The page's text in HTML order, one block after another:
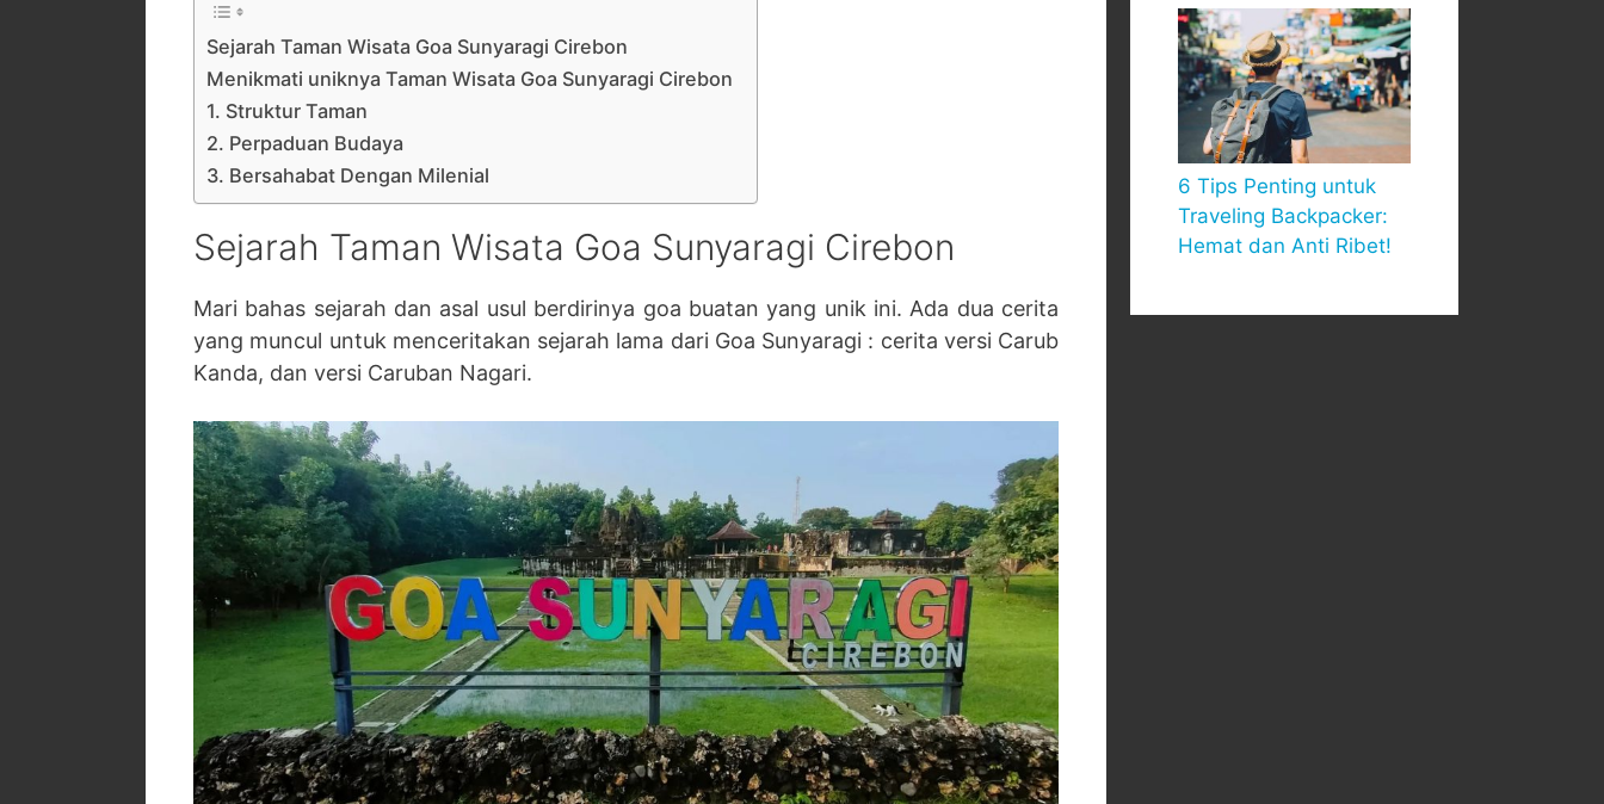
Sejarah Taman Wisata Goa Sunyaragi Cirebon
Menikmati uniknya Taman Wisata Goa Sunyaragi Cirebon
1. Struktur Taman
2. Perpaduan Budaya
3. Bersahabat Dengan Milenial
Sejarah Taman Wisata Goa Sunyaragi Cirebon
Mari bahas sejarah dan asal usul berdirinya goa buatan yang unik ini. Ada dua cerita
yang muncul untuk menceritakan sejarah lama dari Goa Sunyaragi : cerita versi Carub
Kanda, dan versi Caruban Nagari.
6 Tips Penting untuk
Traveling Backpacker:
Hemat dan Anti Ribet!